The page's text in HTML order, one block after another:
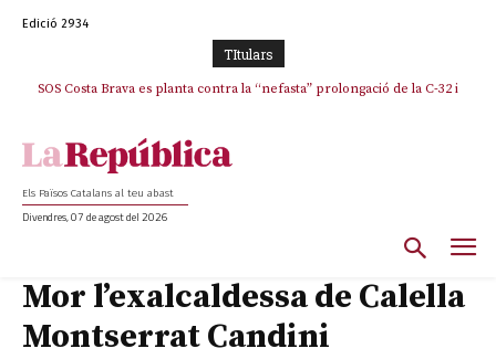
Edició 2934
TItulars
SOS Costa Brava es planta contra la “nefasta” prolongació de la C-32 i
La memòria viva de Josep Sunyol uneix l’esport i la cultura en un emotiu
Els Països Catalans al teu abast
Divendres, 07 de agost del 2026
Mor l’exalcaldessa de Calella
Montserrat Candini